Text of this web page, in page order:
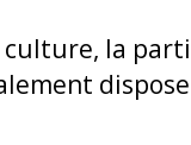
culture, la